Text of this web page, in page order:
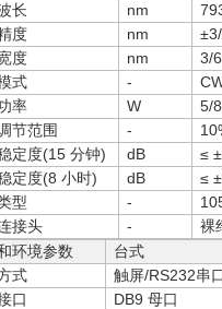
长
nm
度
nm
度
nm 3/6
式
-
率
W 5/
节范围
-
定度(15 分钟)
dB ≤
定度(8 小时)
dB ≤
型
-
接头
- 裸
环境参数
台式
式
触屏/RS232串
口
DB9 母口